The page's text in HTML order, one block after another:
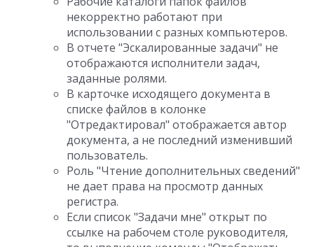
некорректно работают при
использовании с разных компьютеров.
В отчете "Эскалированные задачи" не
отображаются исполнители задач,
заданные ролями.
В карточке исходящего документа в
списке файлов в колонке
"Отредактировал" отображается автор
документа, а не последний изменивший
пользователь.
Роль "Чтение дополнительных сведений"
не дает права на просмотр данных
регистра.
Если список "Задачи мне" открыт по
ссылке на рабочем столе руководителя,